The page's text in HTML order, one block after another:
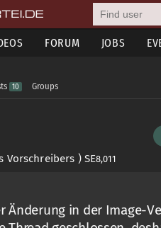
FORUM JOBS
10 Groups
Vorschreibers ) SE8,011
Änderung in der Image-